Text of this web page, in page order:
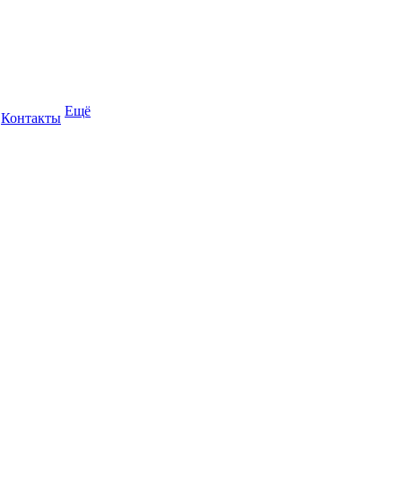
Контакты Ещё